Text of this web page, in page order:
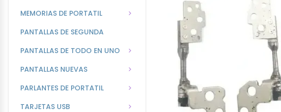
MEMORIAS DE PORTATIL
PANTALLAS DE SEGUNDA
PANTALLAS DE TODO EN UNO
PANTALLAS NUEVAS
PARLANTES DE PORTATIL
TARJETAS USB